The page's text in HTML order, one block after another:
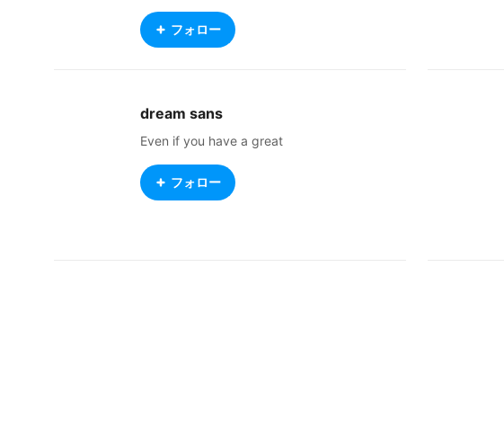
フォロー
dream sans
Even if you have a great
フォロー